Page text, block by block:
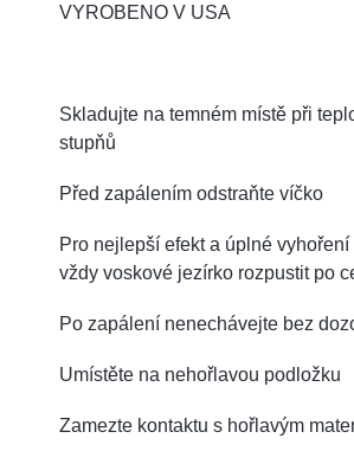
VYROBENO V USA
Skladujte na temném místě při
stupňů
Před zapálením odstraňte víčko
Pro nejlepší efekt a úplné
vždy voskové jezírko rozpustit po
Po zapálení nenechávejte bez
Umístěte na nehořlavou podložku
Zamezte kontaktu s hořlavým